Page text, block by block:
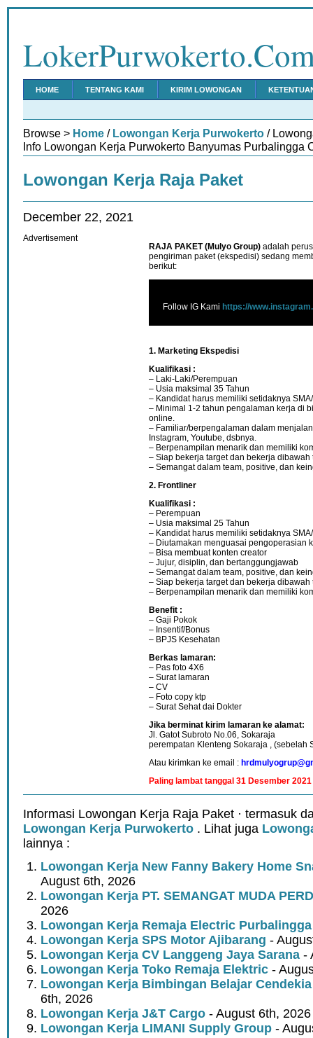
HOME TENTANG KAMI KIRIM LOWONGAN
Browse > Home / Lowongan Kerja Purwokerto /
Info Lowongan Kerja Purwokerto Banyumas Purbalingga
Lowongan Kerja Raja Paket
December 22, 2021
RAJA PAKET (Mulyo Group) adalah
pengiriman paket (ekspedisi) sedang
berikut:
Follow IG Kami https://
1. Marketing Ekspedisi
Kualifikasi :
– Laki-Laki/Perempuan
– Usia maksimal 35 Tahun
– Kandidat harus memiliki setidaknya
– Minimal 1-2 tahun pengalaman kerja di
online.
– Familiar/berpengalaman dalam
Instagram, Youtube, dsbnya.
– Berpenampilan menarik dan memiliki
– Siap bekerja target dan bekerja dibawah
– Semangat dalam team, positive, dan
2. Frontliner
Kualifikasi :
– Perempuan
– Usia maksimal 25 Tahun
– Kandidat harus memiliki setidaknya
– Diutamakan menguasai pengoperasian
– Bisa membuat konten creator
– Jujur, disiplin, dan bertanggungjawab
– Semangat dalam team, positive, dan
– Siap bekerja target dan bekerja dibawah
– Berpenampilan menarik dan memiliki
Benefit :
– Gaji Pokok
– Insentif/Bonus
– BPJS Kesehatan
Berkas lamaran:
– Pas foto 4X6
– Surat lamaran
– CV
– Foto copy ktp
– Surat Sehat dai Dokter
Jika berminat kirim lamaran ke alamat:
Jl. Gatot Subroto No.06, Sokaraja
perempatan Klenteng Sokaraja , (sebelah
Atau kirimkan ke email :
Paling lambat tanggal 31 Desember 2021
Advertisement
Informasi Lowongan Kerja Raja Paket · termasuk
Lowongan Kerja Purwokerto . Lihat juga
lainnya :
Lowongan Kerja New Fanny Bakery Home
August 6th, 2026
Lowongan Kerja PT. SEMANGAT MUDA
2026
Lowongan Kerja Remaja Electric Purbalingga
Lowongan Kerja SPS Motor Ajibarang -
Lowongan Kerja CV Langgeng Jaya Sarana -
Lowongan Kerja Toko Remaja Elektric -
Lowongan Kerja Bimbingan Belajar
6th, 2026
Lowongan Kerja J&T Cargo - August 6th, 2026
Lowongan Kerja LIMANI Supply Group -